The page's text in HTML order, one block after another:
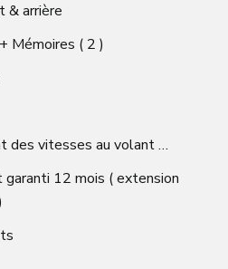
& arrière
Mémoires ( 2 )
des vitesses au volant …
garanti 12 mois ( extension